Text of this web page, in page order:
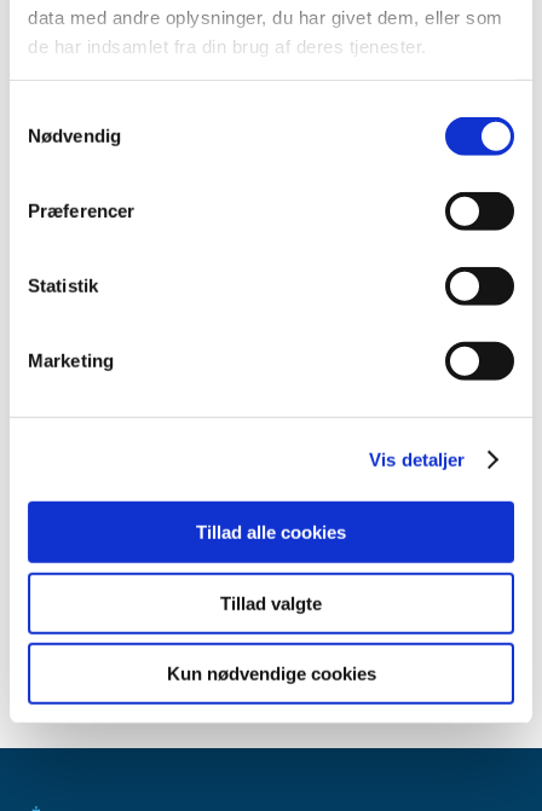
data med andre oplysninger, du har givet dem, eller som
de har indsamlet fra din brug af deres tjenester.
Nødvendig
Præferencer
Statistik
Marketing
Vis detaljer
Tillad alle cookies
Tillad valgte
Kun nødvendige cookies
Vurderingen og verificeringen af en underretning om et
gyldigt patent for en indikation til et lægemiddel kan tage
sammensætningen af substitutionsgruppen for
lægemidlet, vil ændringen af en substitutionsgruppe
dages prisperiode. Der kan derfor gå op til 1 måned, før
underretningen om en patenteret indikation har effekt
Billigere alternativ til din medicin